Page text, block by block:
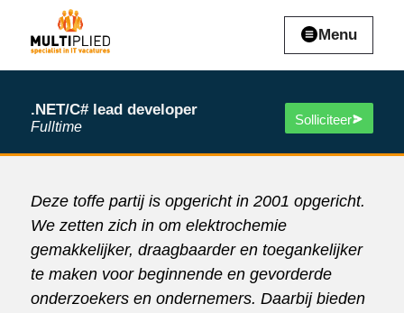
Menu
.NET/C# lead developer
Fulltime Solliciteer
Deze toffe partij is opgericht in 2001 opgericht.
We zetten zich in om elektrochemie
gemakkelijker, draagbaarder en toegankelijker
te maken voor beginnende en gevorderde
onderzoekers en ondernemers. Daarbij bieden